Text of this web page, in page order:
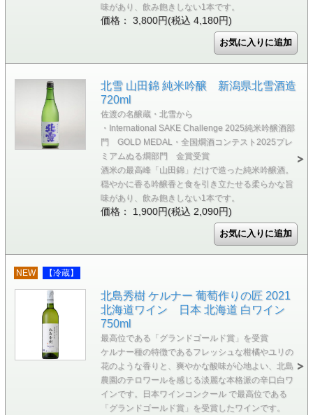
味があり、飲み飽きしない1本です。
価格： 3,800円(税込 4,180円)
北雪 山田錦 純米吟醸 新潟県北雪酒造
720ml
佐渡の名醸蔵・北雪から
・International SAKE Challenge 2025純米吟醸酒部
門 GOLD MEDAL・全国燗酒コンテスト2025プレ
ミアムぬる燗部門 金賞受賞
酒米の最高峰「山田錦」だけで造った純米吟醸酒。
穏やかに香る吟醸香と食を引き立たせる柔らかな旨
味があり、飲み飽きしない1本です。
価格： 1,900円(税込 2,090円)
NEW 【冷蔵】
北島秀樹 ケルナー 葡萄作りの匠 2021
北海道ワイン 日本 北海道 白ワイン
750ml
最高位である「グランドゴールド賞」を受賞
ケルナー種の特徴であるフレッシュな柑橘やユリの
花のような香りと、爽やかな酸味が心地よい、北島
農園のテロワールを感じる淡麗な本格派の辛口白ワ
インです。日本ワインコンクール で最高位である
「グランドゴールド賞」を受賞したワインです。